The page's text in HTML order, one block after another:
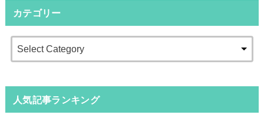
カテゴリー
人気記事ランキング